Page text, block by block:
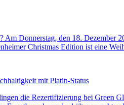
Donnerstag, den 18. Dezember
Christmas Edition ist eine
mit Platin-Status
die Rezertifizierung bei Green